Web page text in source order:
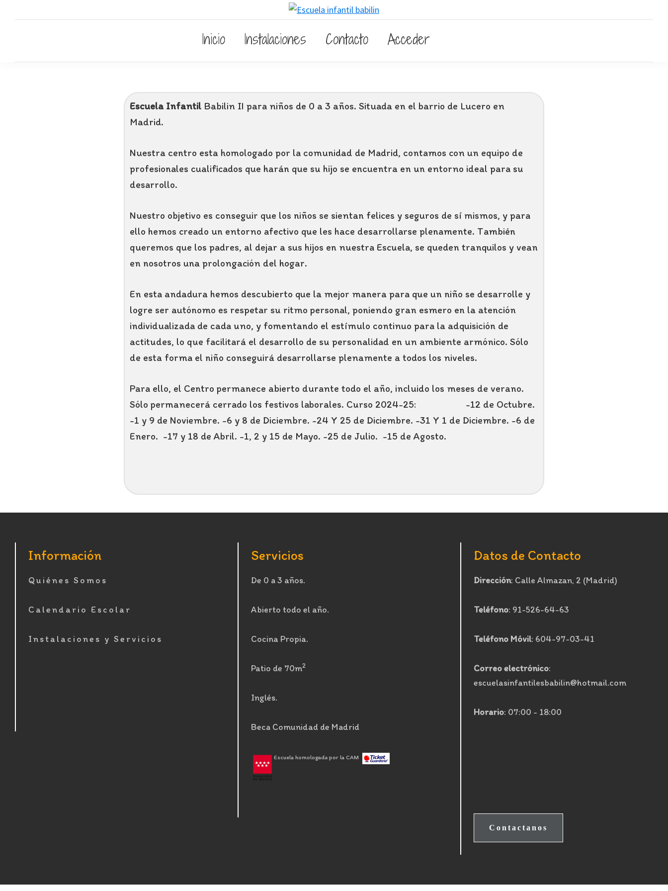
principal
página
Escuela
infantil
babilinInicio Instalaciones Contacto Acceder
Escuela Infantil Babilin II para niños de 0 a 3 años. Situada en el barrio de Lucero en
Madrid.
Nuestra centro esta homologado por la comunidad de Madrid, contamos con un equipo de
profesionales cualificados que harán que su hijo se encuentra en un entorno ideal para su
desarrollo.
Nuestro objetivo es conseguir que los niños se sientan felices y seguros de sí mismos, y para
ello hemos creado un entorno afectivo que les hace desarrollarse plenamente. También
queremos que los padres, al dejar a sus hijos en nuestra Escuela, se queden tranquilos y vean
en nosotros una prolongación del hogar.
En esta andadura hemos descubierto que la mejor manera para que un niño se desarrolle y
logre ser autónomo es respetar su ritmo personal, poniendo gran esmero en la atención
individualizada de cada uno, y fomentando el estímulo continuo para la adquisición de
actitudes, lo que facilitará el desarrollo de su personalidad en un ambiente armónico. Sólo
de esta forma el niño conseguirá desarrollarse plenamente a todos los niveles.
Para ello, el Centro permanece abierto durante todo el año, incluido los meses de verano.
Sólo permanecerá cerrado los festivos laborales. Curso 2024-25: -12 de Octubre.
-1 y 9 de Noviembre. -6 y 8 de Diciembre. -24 Y 25 de Diciembre. -31 Y 1 de Diciembre. -6 de
Enero. -17 y 18 de Abril. -1, 2 y 15 de Mayo. -25 de Julio. -15 de Agosto.
FooterInformación
Quiénes Somos
Calendario Escolar
Instalaciones y Servicios
Servicios
De 0 a 3 años.
Abierto todo el año.
Cocina Propia.
Patio de 70m2
Inglés.
Beca Comunidad de Madrid
Escuela homologada por la CAM
Datos de Contacto
Dirección: Calle Almazan, 2 (Madrid)
Teléfono: 91-526-64-63
Teléfono Móvil: 604-97-03-41
Correo electrónico:
escuelasinfantilesbabilin@hotmail.com
Horario: 07:00 - 18:00
Contactanos